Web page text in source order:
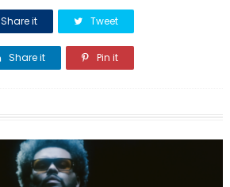
Share it Tweet
Share it Pin it